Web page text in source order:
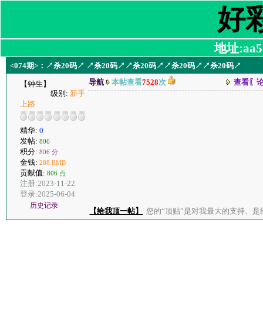
好
地址
<074期>：↗杀20码↗ ↗杀20码↗↗杀20码↗↗杀20码↗↗杀20码↗
【钟生】
级别: 新手
上路
精华: 0
发帖: 806
积分: 806 分
金钱: 288 RMB
贡献值: 806 点
注册:2023-11-22
登录:2025-06-04
历史记录
导航 本帖查看7528次 查看〖
【给我顶一帖】 您的“顶贴”是对我最大的支持、